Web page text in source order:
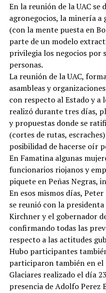
En la reunión de la UAC se
agronegocios, la minería a
(con la mente puesta en
parte de un modelo
privilegia los negocios por
personas.
La reunión de la UAC,
asambleas y
con respecto al Estado y
realizó durante tres días,
y propuestas donde se
(cortes de rutas,
posibilidad de hacerse oír
En Famatina algunas
funcionarios riojanos y
piquete en Peñas Negras,
En esos mismos días,
se reunió con la
Kirchner y el gobernador
confirmando todas las
respecto a las actitudes
Hubo participantes
participaron también en el
Glaciares realizado el día
presencia de Adolfo Perez